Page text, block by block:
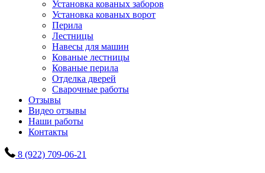
Установка кованых заборов
Установка кованых ворот
Перила
Лестницы
Навесы для машин
Кованые лестницы
Кованые перила
Отделка дверей
Сварочные работы
Отзывы
Видео отзывы
Наши работы
Контакты
8 (922) 709-06-21